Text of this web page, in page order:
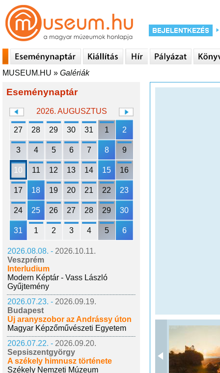
MUSEUM.HU » Galériák
Eseménynaptár
2026. AUGUSZTUS
27 28 29 30 31 1 2
3 4 5 6 7 8 9
10 11 12 13 14 15 16
17 18 19 20 21 22 23
24 25 26 27 28 29 30
31 1 2 3 4 5 6
2026.08.08. - 2026.10.11.
Veszprém
Interludium
Modern Képtár - Vass László
Gyűjtemény
2026.07.23. - 2026.09.19.
Budapest
Új aranyszobor az Andrássy úton
Magyar Képzőművészeti Egyetem
2026.07.22. - 2026.09.20.
Sepsiszentgyörgy
A székely himnusz története
Székely Nemzeti Múzeum